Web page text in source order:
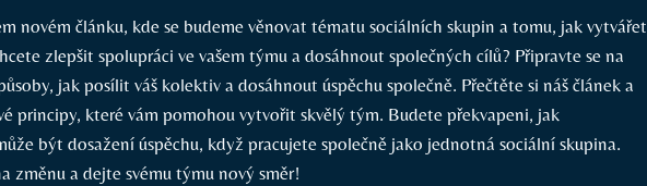
novém článku, ⁣kde se budeme věnovat ‍tématu ⁣sociálních‌ skupin a‍ tomu, jak vytvářet
​zlepšit‍ spolupráci‌ ve vašem týmu a‍ dosáhnout společných cílů? Připravte se⁢ na
jak posílit váš ⁣kolektiv ⁤a dosáhnout úspěchu společně.⁣ Přečtěte si náš článek ⁤a
principy,⁣ které vám pomohou vytvořit ‍skvělý‍ tým.‍ Budete překvapeni, ‌jak
být ⁢dosažení úspěchu, když ‌pracujete společně‌ jako jednotná sociální skupina.
změnu ‌a dejte svému týmu nový směr!